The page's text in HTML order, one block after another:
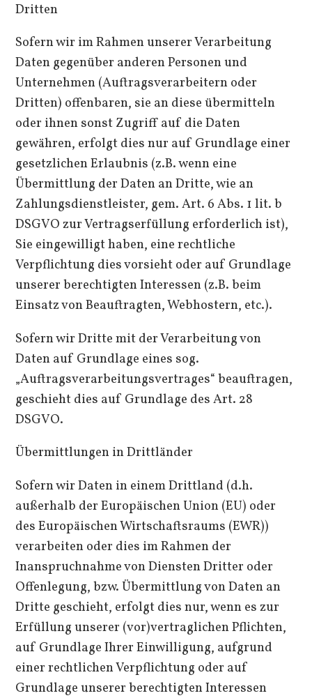
Dritten
Sofern wir im Rahmen unserer Verarbeitung
Daten gegenüber anderen Personen und
Unternehmen (Auftragsverarbeitern oder
Dritten) offenbaren, sie an diese übermitteln
oder ihnen sonst Zugriff auf die Daten
gewähren, erfolgt dies nur auf Grundlage einer
gesetzlichen Erlaubnis (z.B. wenn eine
Übermittlung der Daten an Dritte, wie an
Zahlungsdienstleister, gem. Art. 6 Abs. 1 lit. b
DSGVO zur Vertragserfüllung erforderlich ist),
Sie eingewilligt haben, eine rechtliche
Verpflichtung dies vorsieht oder auf Grundlage
unserer berechtigten Interessen (z.B. beim
Einsatz von Beauftragten, Webhostern, etc.).
Sofern wir Dritte mit der Verarbeitung von
Daten auf Grundlage eines sog.
„Auftragsverarbeitungsvertrages“ beauftragen,
geschieht dies auf Grundlage des Art. 28
DSGVO.
Übermittlungen in Drittländer
Sofern wir Daten in einem Drittland (d.h.
außerhalb der Europäischen Union (EU) oder
des Europäischen Wirtschaftsraums (EWR))
verarbeiten oder dies im Rahmen der
Inanspruchnahme von Diensten Dritter oder
Offenlegung, bzw. Übermittlung von Daten an
Dritte geschieht, erfolgt dies nur, wenn es zur
Erfüllung unserer (vor)vertraglichen Pflichten,
auf Grundlage Ihrer Einwilligung, aufgrund
einer rechtlichen Verpflichtung oder auf
Grundlage unserer berechtigten Interessen